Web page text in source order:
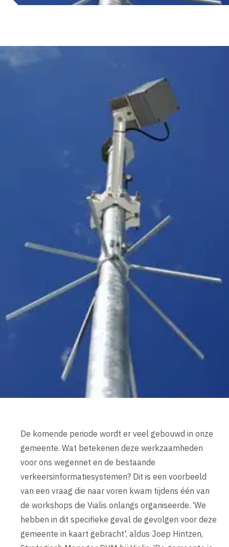
De komende periode wordt er veel gebouwd in onze
gemeente. Wat betekenen deze werkzaamheden
voor ons wegennet en de bestaande
verkeersinformatiesystemen? Dit is een voorbeeld
van een vraag die naar voren kwam tijdens één van
de workshops die Vialis onlangs organiseerde. ‘We
hebben in dit specifieke geval de gevolgen voor deze
gemeente in kaart gebracht', aldus Joep Hintzen,